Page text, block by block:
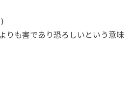
りも害であり恐ろしいという意味